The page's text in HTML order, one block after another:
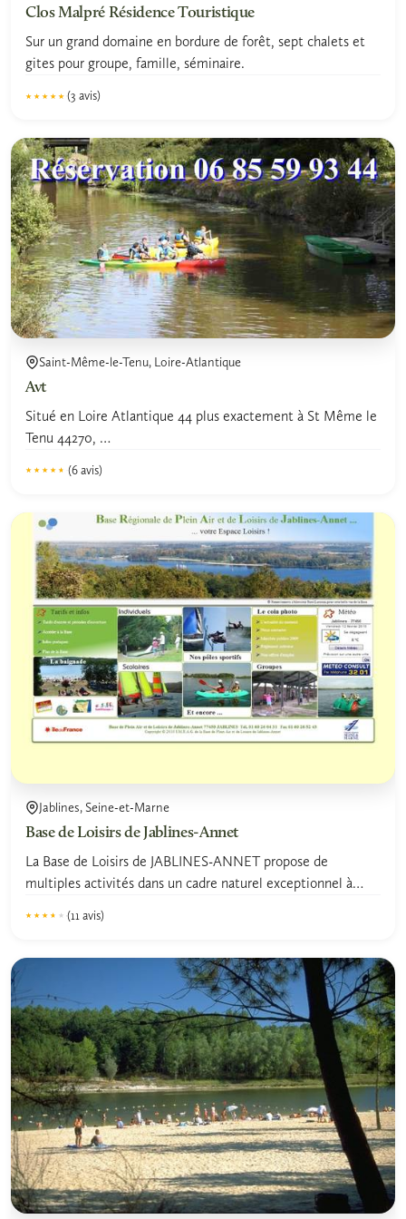
Clos Malpré Résidence Touristique
Sur un grand domaine en bordure de forêt, sept chalets et
gites pour groupe, famille, séminaire.
★★★★★
★★★★★ (3 avis)
Saint-Même-le-Tenu, Loire-Atlantique
Avt
Situé en Loire Atlantique 44 plus exactement à St Même le
Tenu 44270,
★★★★★
★★★★★ (6 avis)
Jablines, Seine-et-Marne
Base de Loisirs de Jablines-Annet
La Base de Loisirs de JABLINES-ANNET propose de
multiples activités dans un cadre naturel exceptionnel à
★★★★★
★★★★★ (11 avis)